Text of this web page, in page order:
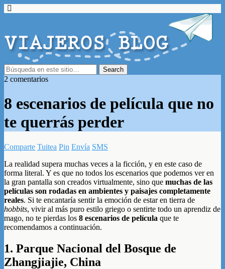
2 comentarios
8 escenarios de película que no
te querrás perder
Comparte Tuitea Pin Envía SMS
La realidad supera muchas veces a la ficción, y en este caso de
forma literal. Y es que no todos los escenarios que podemos ver en
la gran pantalla son creados virtualmente, sino que muchas de las
películas son rodadas en ambientes y paisajes completamente
reales. Si te encantaría sentir la emoción de estar en tierra de
hobbits, vivir al más puro estilo griego o sentirte todo un aprendiz de
mago, no te pierdas los 8 escenarios de película que te
recomendamos a continuación.
1. Parque Nacional del Bosque de
Zhangjiajie, China